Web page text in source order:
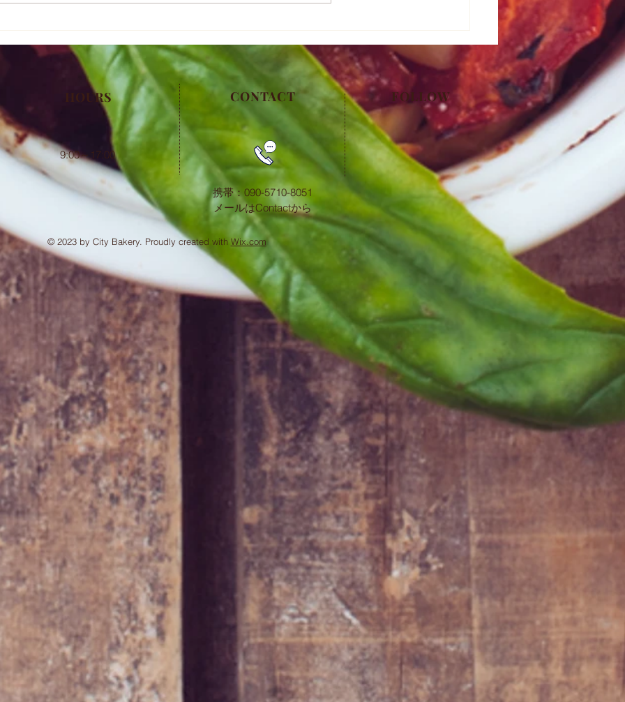
HOURS
​9:00～17:00
CONTACT FOLLOW
携帯：090-5710-8051
​メールはContactから
© 2023 by City Bakery. Proudly created withWix.com